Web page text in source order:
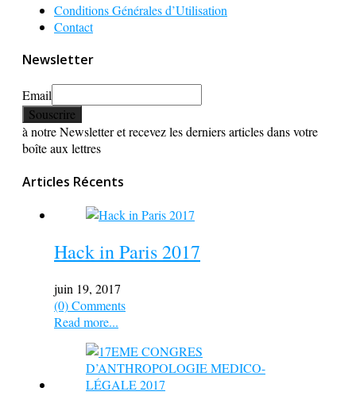
Conditions Générales d’Utilisation
Contact
Newsletter
Email
à notre Newsletter et recevez les derniers articles dans votre
boîte aux lettres
Articles Récents
Hack in Paris 2017
juin 19, 2017
(0) Comments
Read more...